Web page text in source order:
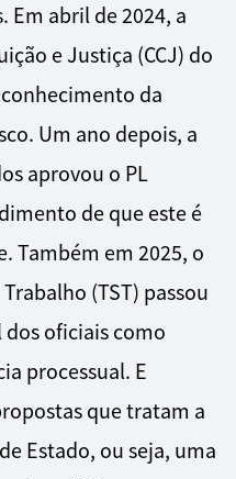
Em abril de 2024, a
e Justiça (CCJ) do
da
Um ano depois, a
aprovou o PL
de que este é
Também em 2025, o
(TST) passou
dos oficiais como
processual. E
que tratam a
Estado, ou seja, uma